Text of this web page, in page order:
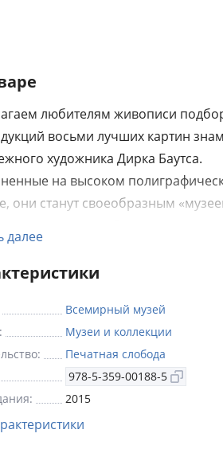
любителям живописи
восьми лучших картин
художника Дирка Баутса.
на высоком
они станут своеобразным
изображений восьми лучших
художников, составивших
уровне, они станут
«музеем на дому».
следуют одна за другой, их можно
(для этого предусмотрена
и тогда на стенах дома, класса,
экспозиция полотен одного
далее
Всемирный музей
Музеи и коллекции
Печатная слобода
978-5-359-00188-5
2015